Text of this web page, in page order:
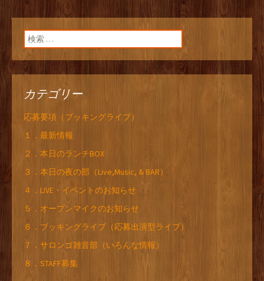
検索:
カテゴリー
応募要項（ブッキングライブ）
１．最新情報
２．本日のランチBOX
３．本日の夜の部（Live,Music, & BAR）
４．LIVE・イベントのお知らせ
５．オープンマイクのお知らせ
６．ブッキングライブ（応募出演型ライブ）
７．サロンゴ雑音部（いろんな情報）
８．STAFF募集